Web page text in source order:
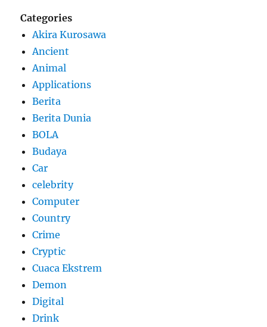
Categories
Akira Kurosawa
Ancient
Animal
Applications
Berita
Berita Dunia
BOLA
Budaya
Car
celebrity
Computer
Country
Crime
Cryptic
Cuaca Ekstrem
Demon
Digital
Drink